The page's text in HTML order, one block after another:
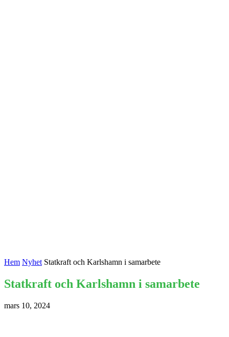
Hem Nyhet Statkraft och Karlshamn i samarbete
Statkraft och Karlshamn i samarbete
mars 10, 2024